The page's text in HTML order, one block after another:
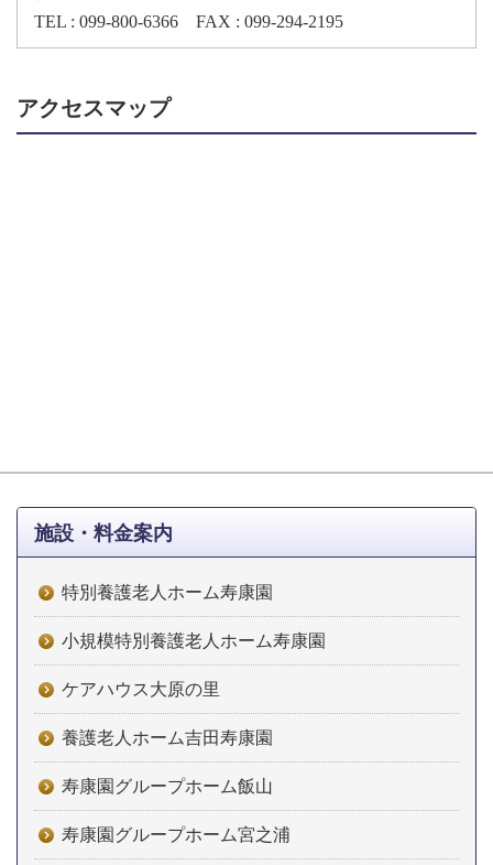
TEL : 099-800-6366 FAX : 099-294-2195
アクセスマップ
施設・料金案内
特別養護老人ホーム寿康園
小規模特別養護老人ホーム寿康園
ケアハウス大原の里
養護老人ホーム吉田寿康園
寿康園グループホーム飯山
寿康園グループホーム宮之浦